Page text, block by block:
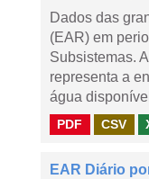
Dados das
(EAR) em
Subsistemas.
representa a
água
PDF CSV
EAR Diário